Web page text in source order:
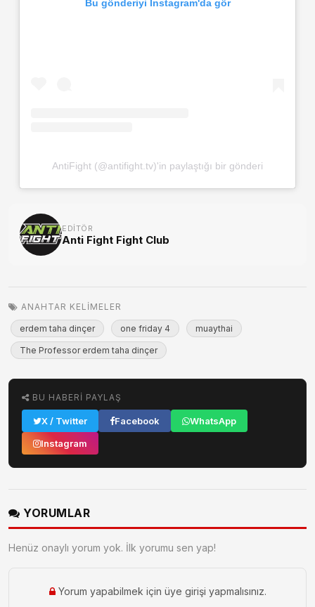
Bu gönderiyi Instagram'da gör
AntiFight (@antifight.tv)'in paylaştığı bir gönderi
EDITÖR
Anti Fight Fight Club
ANAHTAR KELIMELER
erdem taha dinçer one friday 4 muaythai
The Professor erdem taha dinçer
BU HABERI PAYLAŞ
X / Twitter Facebook
WhatsApp
Instagram
YORUMLAR
Henüz onaylı yorum yok. İlk yorumu sen yap!
Yorum yapabilmek için üye girişi yapmalısınız.